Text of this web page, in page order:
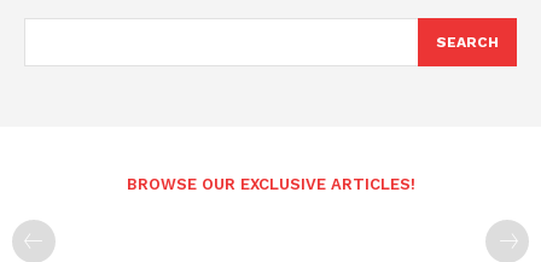
SEARCH
BROWSE OUR EXCLUSIVE ARTICLES!